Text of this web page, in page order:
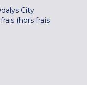
City
(hors frais